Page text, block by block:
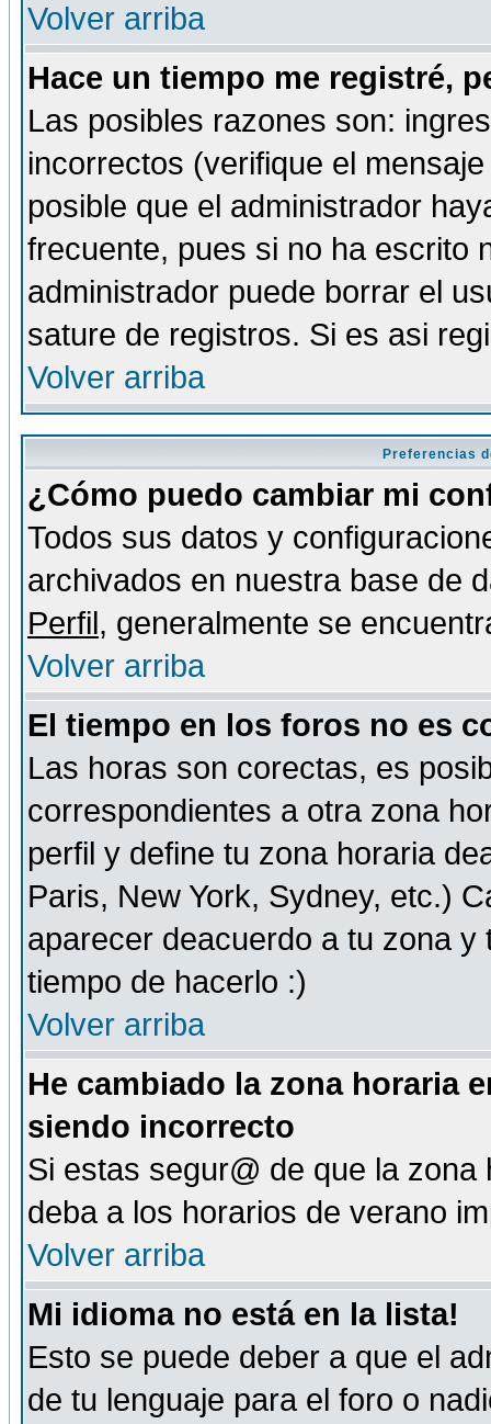
Volver arriba
Hace un tiempo me registré,
Las posibles razones son:
incorrectos (verifique el
posible que el administrador
frecuente, pues si no ha escrito
administrador puede borrar el
sature de registros. Si es asi
Volver arriba
Preferencias
¿Cómo puedo cambiar mi
Todos sus datos y
archivados en nuestra base de
Perfil, generalmente se
Volver arriba
El tiempo en los foros no es
Las horas son corectas, es
correspondientes a otra zona
perfil y define tu zona horaria
Paris, New York, Sydney, etc.)
aparecer deacuerdo a tu zona
tiempo de hacerlo :)
Volver arriba
He cambiado la zona horaria
siendo incorrecto
Si estas segur@ de que la
deba a los horarios de verano
Volver arriba
Mi idioma no está en la lista!
Esto se puede deber a que el
de tu lenguaje para el foro o